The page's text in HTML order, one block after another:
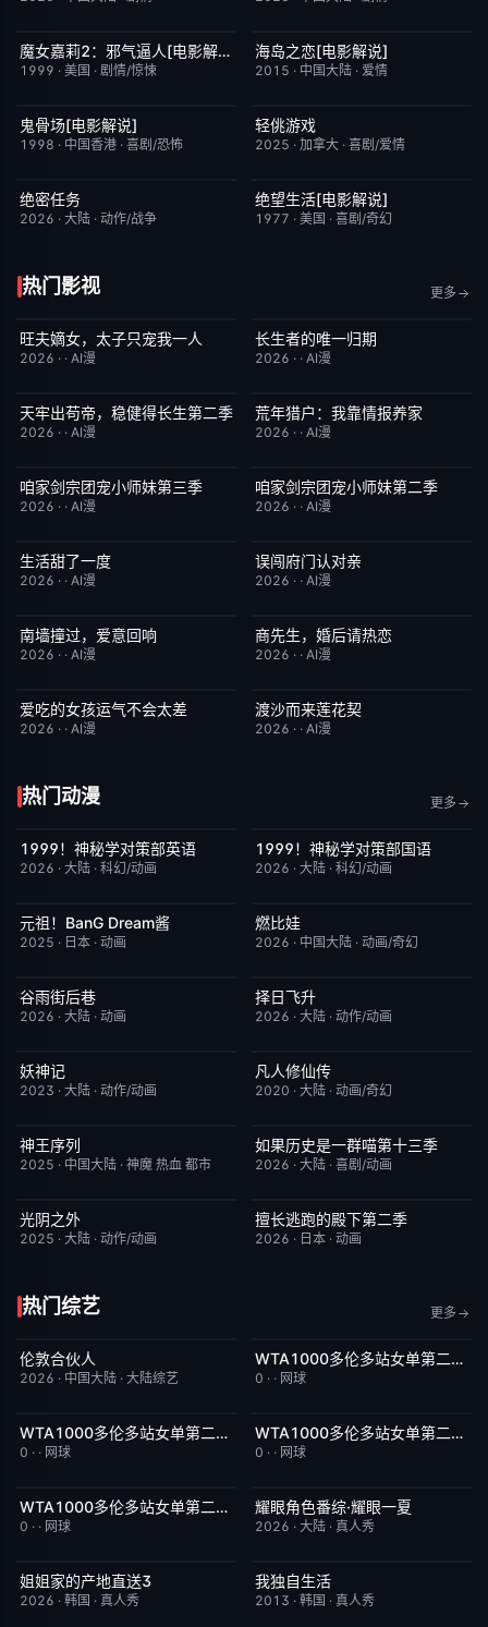
已完结 5.7魔女嘉莉2：邪气逼人[电影解说]
1999 · 美国 · 剧情/惊悚
已完结
海岛之恋[电影解说]
2015 · 中国大陆 · 爱情
已完结
鬼骨场[电影解说]
1998 · 中国香港 · 喜剧/恐怖
昨日更新
轻佻游戏
2025 · 加拿大 · 喜剧/爱情
昨日更新
绝密任务
2026 · 大陆 · 动作/战争
已完结
绝望生活[电影解说]
1977 · 美国 · 喜剧/奇幻
热门影视 更多
完结
旺夫嫡女，太子只宠我一人
2026 · · AI漫
完结
长生者的唯一归期
2026 · · AI漫
完结 8.0
天牢出苟帝，稳健得长生第二季
2026 · · AI漫
完结
荒年猎户：我靠情报养家
2026 · · AI漫
已完结 6.0
咱家剑宗团宠小师妹第三季
2026 · · AI漫
已完结 6.0
咱家剑宗团宠小师妹第二季
2026 · · AI漫
完结
生活甜了一度
2026 · · AI漫
完结
误闯府门认对亲
2026 · · AI漫
完结
南墙撞过，爱意回响
2026 · · AI漫
完结
商先生，婚后请热恋
2026 · · AI漫
完结
爱吃的女孩运气不会太差
2026 · · AI漫
完结
渡沙而来莲花契
2026 · · AI漫
热门动漫 更多
更新至第3集 10.0
1999！神秘学对策部英语
2026 · 大陆 · 科幻/动画
更新至第3集
1999！神秘学对策部国语
2026 · 大陆 · 科幻/动画
更新至第44集
元祖！BanG Dream酱
2025 · 日本 · 动画
昨日更新
燃比娃
2026 · 中国大陆 · 动画/奇幻
更新至第03集
谷雨街后巷
2026 · 大陆 · 动画
更新至第6集
择日飞升
2026 · 大陆 · 动作/动画
更新至第441集
妖神记
2023 · 大陆 · 动作/动画
更新至第186集
凡人修仙传
2020 · 大陆 · 动画/奇幻
更新至第202集
神王序列
2025 · 中国大陆 · 神魔 热血 都市
更新至第06集 2.0
如果历史是一群喵第十三季
2026 · 大陆 · 喜剧/动画
更新至第34集
光阴之外
2025 · 大陆 · 动作/动画
更新至第04集
擅长逃跑的殿下第二季
2026 · 日本 · 动画
热门综艺 更多
更新至第1期
伦敦合伙人
2026 · 中国大陆 · 大陆综艺
今日更新 5.0WTA1000多伦多站女单第二轮：扎拉祖阿VS费尔南德斯
0 · · 网球
今日更新 5.0WTA1000多伦多站女单第二轮：帕克斯VS伊埃拉
0 · · 网球
今日更新 3.0WTA1000多伦多站女单第二轮：卡萨金娜VS莱巴金娜
0 · · 网球
今日更新 5.0WTA1000多伦多站女单第二轮：戴伊VS高芙
0 · · 网球
今日更新
耀眼角色番综·耀眼一夏
2026 · 大陆 · 真人秀
更新至第02集
姐姐家的产地直送3
2026 · 韩国 · 真人秀
昨日更新
我独自生活
2013 · 韩国 · 真人秀